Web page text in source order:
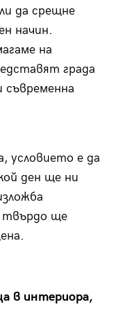
да срещне
начин.
на
града
условието е да
ден ще ни
твърдо ще
в интериора,